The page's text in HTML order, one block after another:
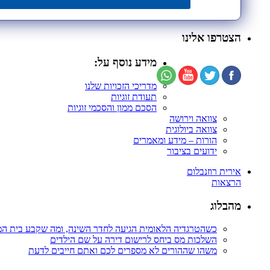
הצטרפו אלינו
מידע נוסף על:
מדריכי הזכויות שלנו
תעודת זוגיות
הסכם ממון והסכמי זוגיות
צוואה וירושה
צוואה ביולוגית
הורות – מידע ומאמרים
ידועים בציבור
אירית רוזנבלום
הרצאות
מהבלוג
כשהטרגדיה הלאומית הגיעה לחדר השינה, ומה שקבע בית
השלכות מס ביחס לרישום דירה על שם הילדים
משהו שההורים לא מספרים לכם ואתם חייבים לדעת